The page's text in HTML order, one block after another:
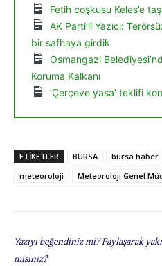
Fetih coşkusu Keles’e
AK Parti’li Yazıcı:
bir safhaya girdik
Osmangazi
Koruma Kalkanı
‘Çerçeve yasa’ teklifi
ETIKETLER BURSA bursa haber
meteoroloji
Meteoroloji Genel
Yazıyı beğendiniz mi? Paylaşarak
misiniz?